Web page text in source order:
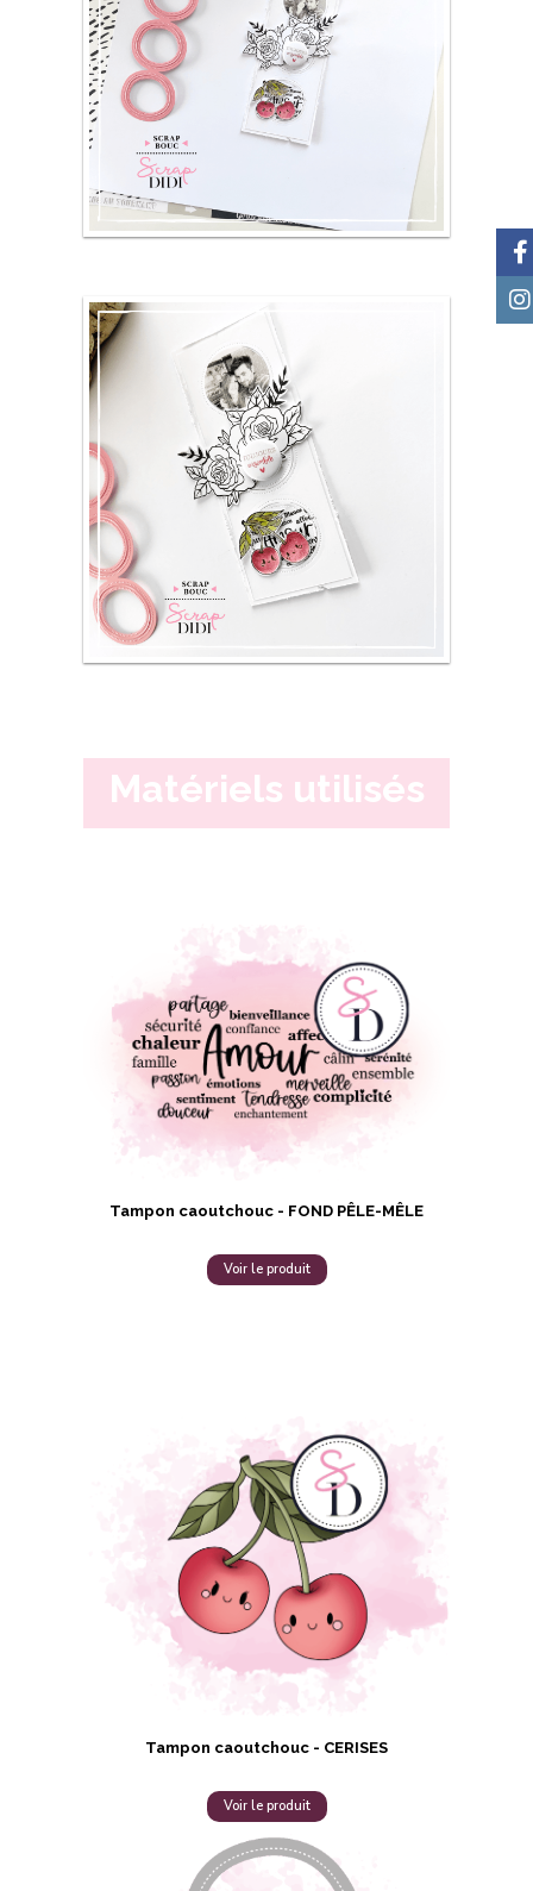
Matériels utilisés
Tampon caoutchouc - FOND PÊLE-MÊLE
Voir le produit
Tampon caoutchouc - CERISES
Voir le produit